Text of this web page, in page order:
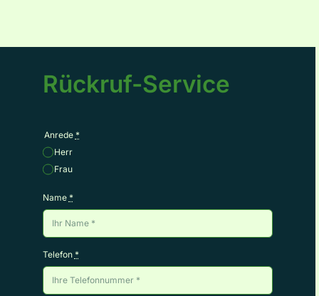
Rückruf-Service
Anrede *
Herr
Frau
Name *
Telefon *